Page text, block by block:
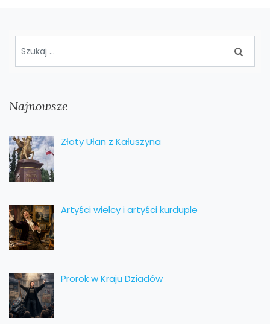
Najnowsze
Złoty Ułan z Kałuszyna
Artyści wielcy i artyści kurduple
Prorok w Kraju Dziadów